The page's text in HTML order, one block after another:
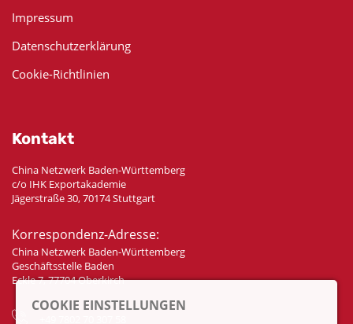
Impressum
Datenschutzerklärung
Cookie-Richtlinien
Kontakt
China Netzwerk Baden-Württemberg
c/o IHK Exportakademie
Jägerstraße 30, 70174 Stuttgart
Korrespondenz-Adresse:
China Netzwerk Baden-Württemberg
Geschäftsstelle Baden
Eckle 7, 77704 Oberkirch
COOKIE EINSTELLUNGEN